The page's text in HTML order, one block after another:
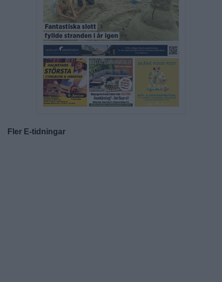
Fler E-tidningar